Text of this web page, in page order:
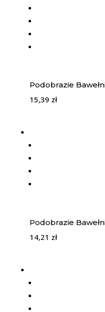
Podobrazie
15,39 zł
Podobrazie
14,21 zł